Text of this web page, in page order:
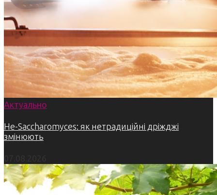
Актуально
Не-Saccharomyces: як нетрадиційні дріжджі
змінюють